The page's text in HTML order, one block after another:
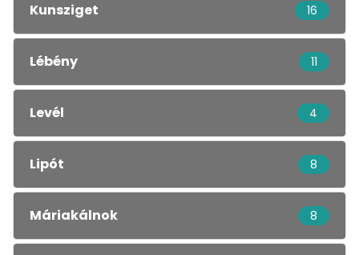
Kunsziget 16
Lébény 11
Levél 4
Lipót 8
Máriakálnok 8